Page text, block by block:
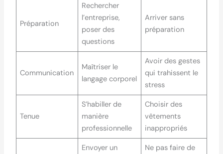
Préparation
Rechercher
l’entreprise,
poser des
questions
Arriver sans
préparation
Communication
Maîtriser le
langage corporel
Avoir des gestes
qui trahissent le
stress
Tenue
S’habiller de
manière
professionnelle
Choisir des
vêtements
inappropriés
Envoyer un
Ne pas faire de